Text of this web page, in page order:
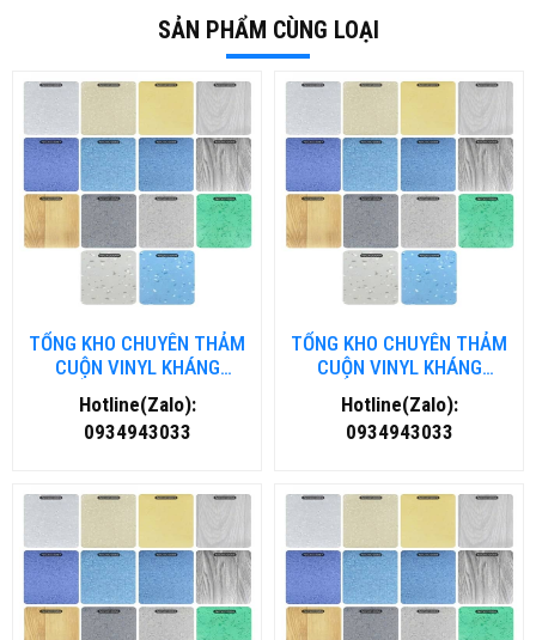
SẢN PHẨM CÙNG LOẠI
TỔNG KHO CHUYÊN THẢM
CUỘN VINYL KHÁNG
KHUẨN TẠI THANH HOÁ
Hotline(Zalo):
0934943033
TỔNG KHO CHUYÊN THẢM
CUỘN VINYL KHÁNG
KHUẨN TẠI NHA TRANG
Hotline(Zalo):
0934943033